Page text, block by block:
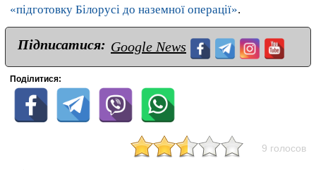
«підготовку Білорусі до наземної операції».
Підписатися: Google News
Поділитися:
9 голосов